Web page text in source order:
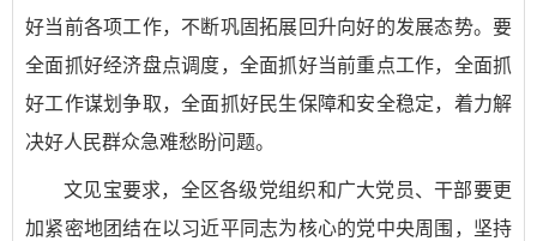
好当前各项工作，不断巩固拓展回升向好的发展态势。要
全面抓好经济盘点调度，全面抓好当前重点工作，全面抓
好工作谋划争取，全面抓好民生保障和安全稳定，着力解
决好人民群众急难愁盼问题。
文见宝要求，全区各级党组织和广大党员、干部要更
加紧密地团结在以习近平同志为核心的党中央周围，坚持